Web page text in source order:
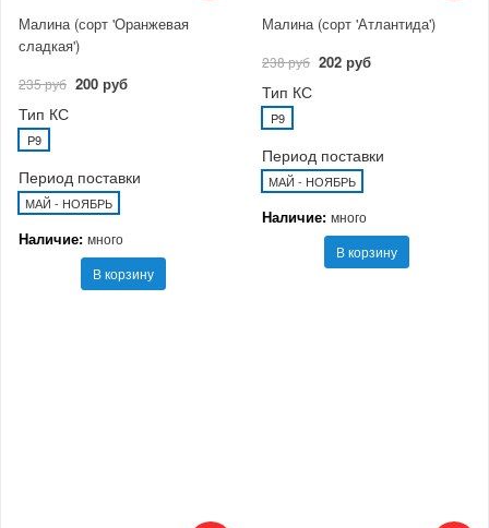
Малина (сорт 'Оранжевая
сладкая')
235 руб 200 руб
Тип КС
P9
Период поставки
МАЙ - НОЯБРЬ
Наличие: много
В корзину
Малина (сорт 'Атлантида')
238 руб 202 руб
Тип КС
P9
Период поставки
МАЙ - НОЯБРЬ
Наличие: много
В корзину